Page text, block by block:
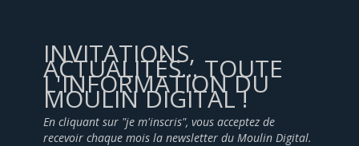
INVITATIONS,
ACTUALITÉS... TOUTE
L'INFORMATION DU
MOULIN DIGITAL !
En cliquant sur "je m'inscris", vous acceptez de
recevoir chaque mois la newsletter du Moulin Digital.